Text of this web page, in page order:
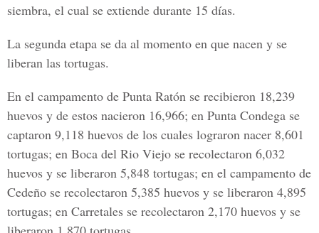
siembra, el cual se extiende durante 15 días.
La segunda etapa se da al momento en que nacen y se
liberan las tortugas.
En el campamento de Punta Ratón se recibieron 18,239
huevos y de estos nacieron 16,966; en Punta Condega se
captaron 9,118 huevos de los cuales lograron nacer 8,601
tortugas; en Boca del Rio Viejo se recolectaron 6,032
huevos y se liberaron 5,848 tortugas; en el campamento de
Cedeño se recolectaron 5,385 huevos y se liberaron 4,895
tortugas; en Carretales se recolectaron 2,170 huevos y se